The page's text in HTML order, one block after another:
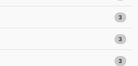
3
3
3